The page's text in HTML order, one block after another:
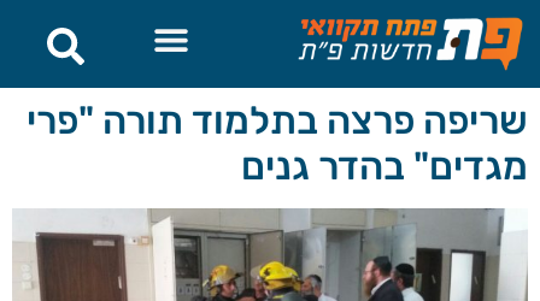
לתוכן
שריפה פרצה בתלמוד תורה "פרי
מגדים" בהדר גנים